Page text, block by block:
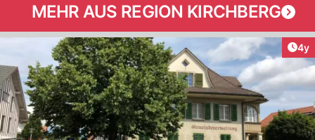
MEHR AUS REGION KIRCHBERG
4y